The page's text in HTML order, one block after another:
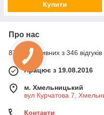
Купити
Про нас
87% позитивних з 346 відгуків
Працює з 19.08.2016
м. Хмельницький
вул Курчатова 7,
Контакти